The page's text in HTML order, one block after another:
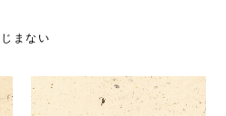
まない